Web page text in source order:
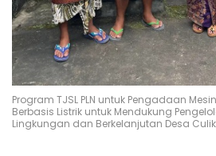
Program TJSL PLN untuk Pengadaan
Berbasis Listrik untuk Mendukung
Lingkungan dan Berkelanjutan Desa Culik